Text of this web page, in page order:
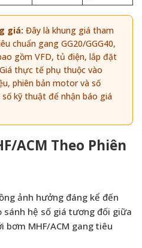
giá: Đây là khung giá tham
chuẩn gang GG20/GGG40,
gồm VFD, tủ điện, lắp đặt
thực tế phụ thuộc vào
phiên bản motor và số
kỹ thuật để nhận báo giá
ACM Theo Phiên
ảnh hưởng đáng kể đến
sánh hệ số giá tương đối giữa
bơm MHF/ACM gang tiêu